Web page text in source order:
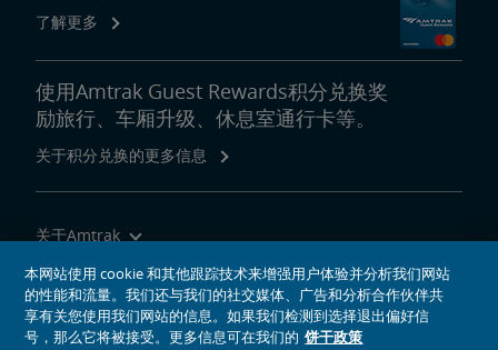
了解更多
使用Amtrak Guest Rewards积分兑换奖
励旅行、车厢升级、休息室通行卡等。
关于积分兑换的更多信息
关于Amtrak
乘坐Amtrak列车旅行
网站工具
本网站使用 cookie 和其他跟踪技术来增强用户体验并分析我们网站
的性能和流量。我们还与我们的社交媒体、广告和分析合作伙伴共
享有关您使用我们网站的信息。如果我们检测到选择退出偏好信
号，那么它将被接受。更多信息可在我们的 饼干政策